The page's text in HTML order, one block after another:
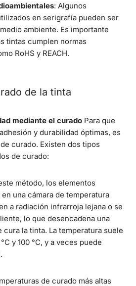
: Algunos
en serigrafía pueden ser
ambiente. Es importante
tintas cumplen normas
RoHS y REACH.
de la tinta
mediante el curado Para que
y durabilidad óptimas, es
curado. Existen dos tipos
de curado:
método, los elementos
una cámara de temperatura
a radiación infrarroja lejana o se
lo que desencadena una
la tinta. La temperatura suele
y 100 °C, y a veces puede
de curado más altas